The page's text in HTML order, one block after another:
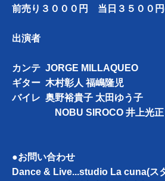
前売り３０００円 当日３５００
出演者
カンテ JORGE MILLAQUEO
ギター 木村彰人 福嶋隆児
バイレ 奥野裕貴子 太田ゆう子
NOBU SIROCO 井上光正
●お問い合わせ
Dance & Live...studio La cuna(ス